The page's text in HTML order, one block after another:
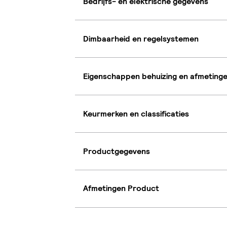
Dimbaarheid en regelsystemen
Eigenschappen behuizing en
Keurmerken en classificaties
Productgegevens
Afmetingen Product